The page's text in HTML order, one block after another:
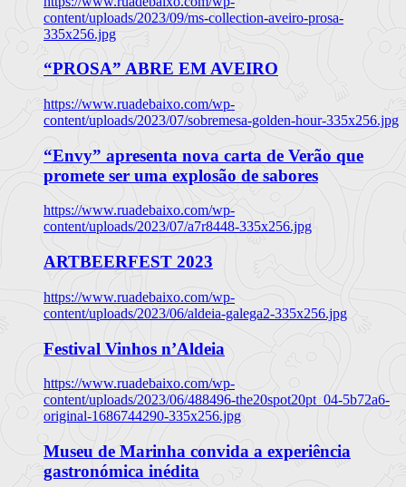
content/uploads/2023/09/ms-collection-aveiro-prosa-
335x256.jpg
“PROSA” ABRE EM AVEIRO
https://www.ruadebaixo.com/wp-
content/uploads/2023/07/sobremesa-golden-hour-335x256.jpg
“Envy” apresenta nova carta de Verão que
promete ser uma explosão de sabores
https://www.ruadebaixo.com/wp-
content/uploads/2023/07/a7r8448-335x256.jpg
ARTBEERFEST 2023
https://www.ruadebaixo.com/wp-
content/uploads/2023/06/aldeia-galega2-335x256.jpg
Festival Vinhos n’Aldeia
https://www.ruadebaixo.com/wp-
content/uploads/2023/06/488496-the20spot20pt_04-5b72a6-
original-1686744290-335x256.jpg
Museu de Marinha convida a experiência
gastronómica inédita